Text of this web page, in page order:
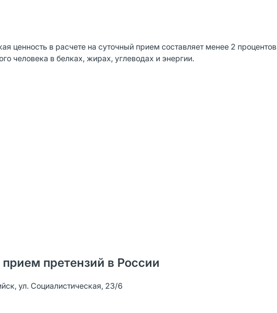
ценность в расчете на суточный прием составляет менее 2 процентов
человека в белках, жирах, углеводах и энергии.
претензий в России
ул. Социалистическая, 23/6